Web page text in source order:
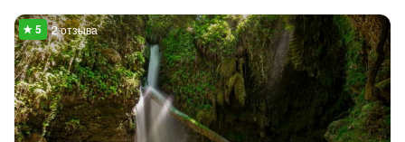
2 отзыва